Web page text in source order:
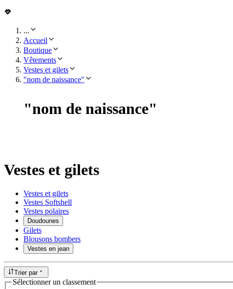
...
Accueil
Boutique
Vêtements
Vestes et gilets
"nom de naissance"
"nom de naissance"
Vestes et gilets
Vestes et gilets
Vestes Softshell
Vestes polaires
Doudounes
Gilets
Blousons bombers
Vestes en jean
Trier par
Sélectionner un classement